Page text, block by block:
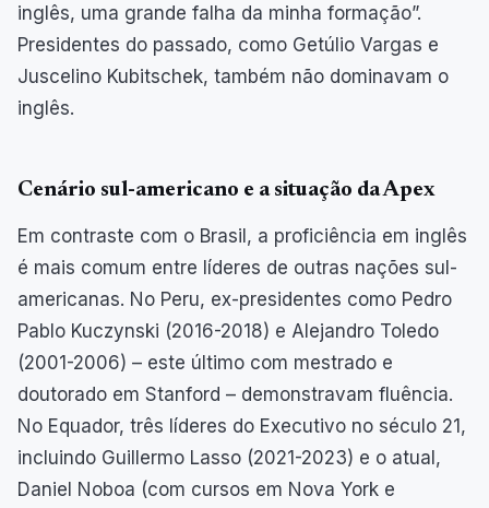
inglês, uma grande falha da minha formação”.
Presidentes do passado, como Getúlio Vargas e
Juscelino Kubitschek, também não dominavam o
inglês.
Cenário sul-americano e a situação da Apex
Em contraste com o Brasil, a proficiência em inglês
é mais comum entre líderes de outras nações sul-
americanas. No Peru, ex-presidentes como Pedro
Pablo Kuczynski (2016-2018) e Alejandro Toledo
(2001-2006) – este último com mestrado e
doutorado em Stanford – demonstravam fluência.
No Equador, três líderes do Executivo no século 21,
incluindo Guillermo Lasso (2021-2023) e o atual,
Daniel Noboa (com cursos em Nova York e